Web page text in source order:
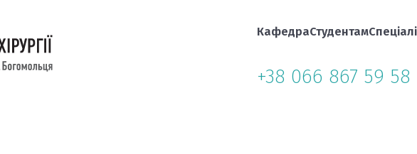
КафедраСтудентам
+38 066 867 59 58